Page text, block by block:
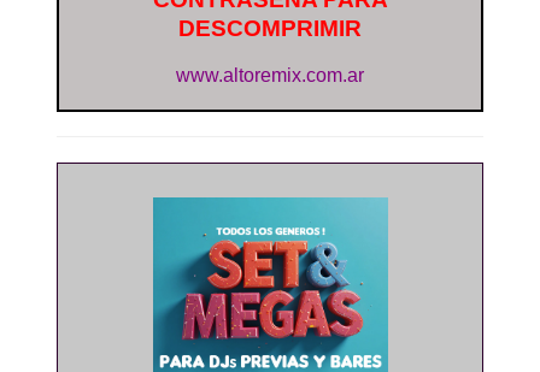
DESCOMPRIMIR
www.altoremix.com.ar